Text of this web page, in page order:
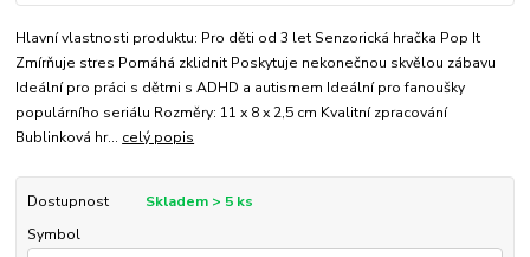
Hlavní vlastnosti produktu: Pro děti od 3 let Senzorická hračka Pop It
Zmírňuje stres Pomáhá zklidnit Poskytuje nekonečnou skvělou zábavu
Ideální pro práci s dětmi s ADHD a autismem Ideální pro fanoušky
populárního seriálu Rozměry: 11 x 8 x 2,5 cm Kvalitní zpracování
Bublinková hr... celý popis
Dostupnost
Skladem > 5 ks
Symbol